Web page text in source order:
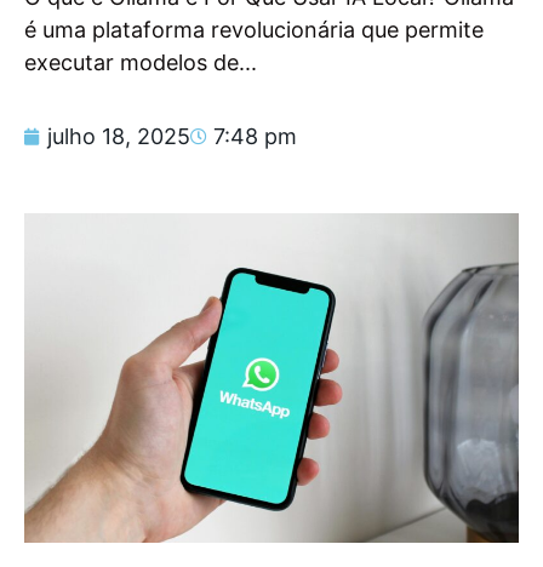
é uma plataforma revolucionária que permite
executar modelos de...
julho 18, 2025 7:48 pm